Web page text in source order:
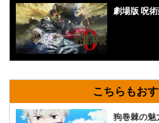
劇場版 呪
狗巻棘の魅